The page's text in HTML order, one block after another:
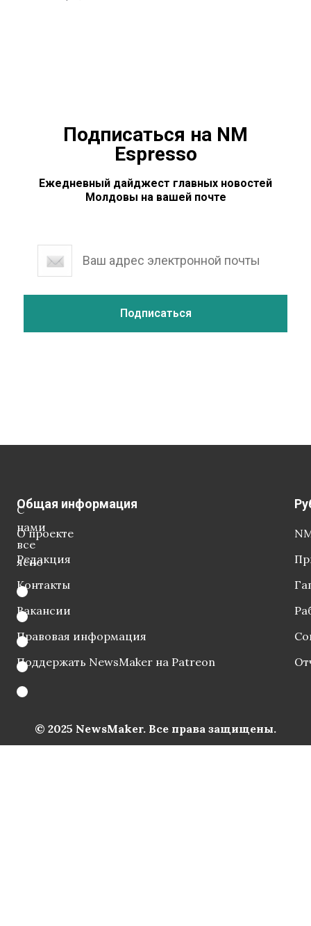
Собрании Гагаузии у нескольких сотрудников
Подписаться на NM
Espresso
Ежедневный дайджест главных новостей
Молдовы на вашей почте
С
нами
все
ясно
Общая информация
О проекте
Редакция
Контакты
Вакансии
Правовая информация
Поддержать NewsMaker на Patreon
© 2025 NewsMaker. Все права защищены.